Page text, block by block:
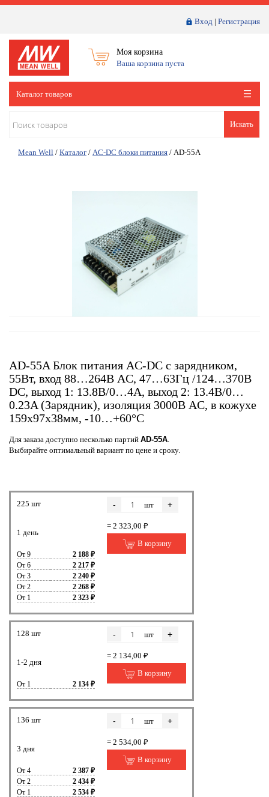
Вход | Регистрация
Моя корзина
Ваша корзина пуста
Каталог товаров
Искать
Mean Well / Каталог / AC-DC блоки питания / AD-55A
AD-55A Блок питания AC-DC с зарядником,
55Вт, вход 88…264В AC, 47…63Гц /124…370В
DC, выход 1: 13.8В/0…4A, выход 2: 13.4В/0…
0.23A (Зарядник), изоляция 3000В AC, в кожухе
159х97х38мм, -10…+60°С
Для заказа доступно несколько партий AD-55A
Выбирайте оптимальный вариант по цене и сроку.
225 шт
1 день
От 9
2 188 ₽
От 6
2 217 ₽
От 3
2 240 ₽
От 2
2 268 ₽
От 1
2 323 ₽
- шт +
= 2 323,00 ₽
В корзину
128 шт
1-2 дня
От 1 2 134 ₽
- шт +
= 2 134,00 ₽
В корзину
136 шт
3 дня
От 4
2 387 ₽
От 2
2 434 ₽
От 1
2 534 ₽
- шт +
= 2 534,00 ₽
В корзину